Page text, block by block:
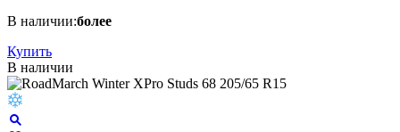
В наличии:более
Купить
В наличии